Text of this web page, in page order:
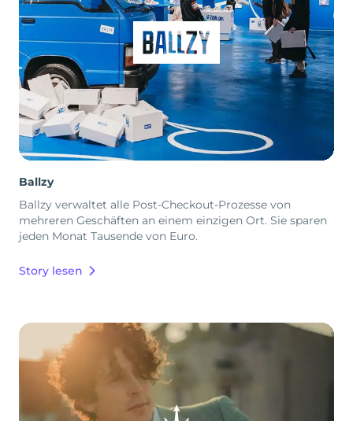
Ballzy
Ballzy verwaltet alle Post-Checkout-Prozesse von
mehreren Geschäften an einem einzigen Ort. Sie sparen
jeden Monat Tausende von Euro.
Story lesen